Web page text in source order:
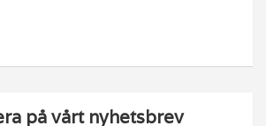
på vårt nyhetsbrev